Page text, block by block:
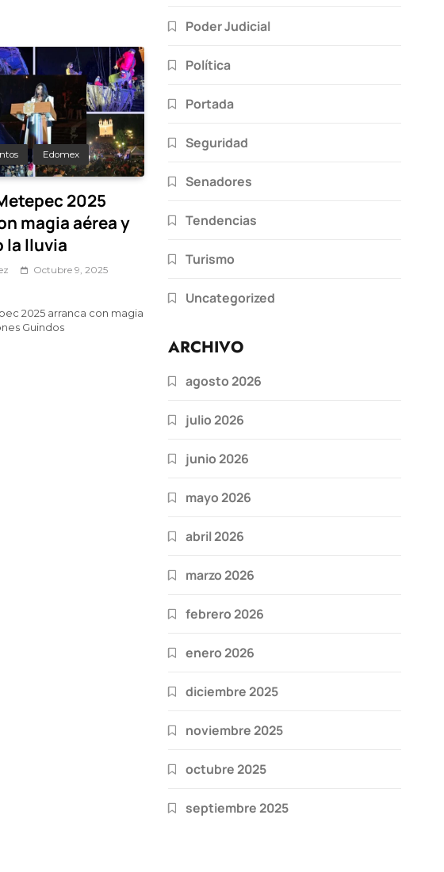
Edomex
2025
magia aérea y
la lluvia
Octubre 9, 2025
2025 arranca con magia
Guindos
Poder Judicial
Política
Portada
Seguridad
Senadores
Tendencias
Turismo
Uncategorized
ARCHIVO
agosto 2026
julio 2026
junio 2026
mayo 2026
abril 2026
marzo 2026
febrero 2026
enero 2026
diciembre 2025
noviembre 2025
octubre 2025
septiembre 2025